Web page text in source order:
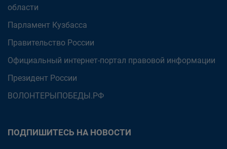
области
Парламент Кузбасса
Правительство России
Официальный интернет-портал правовой информации
Президент России
ВОЛОНТЕРЫПОБЕДЫ.РФ
ПОДПИШИТЕСЬ НА НОВОСТИ